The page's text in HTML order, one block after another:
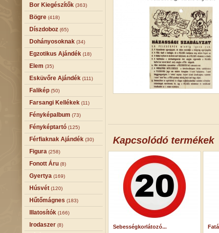
Bor Kiegészítők (363)
Bögre (418)
Díszdoboz (65)
Dohányosoknak (34)
Egzotikus Ajándék (18)
Elem (35)
Esküvőre Ajándék (111)
Falikép (50)
Farsangi Kellékek (11)
Fényképalbum (73)
Fényképtartó (125)
Férfiaknak Ajándék (30)
Figura (258)
Fonott Áru (8)
Gyertya (169)
Húsvét (120)
Hűtőmágnes (183)
Illatosítók (166)
Irodaszer (8)
Kapcsolódó termékek
Sebességkorlátozó...